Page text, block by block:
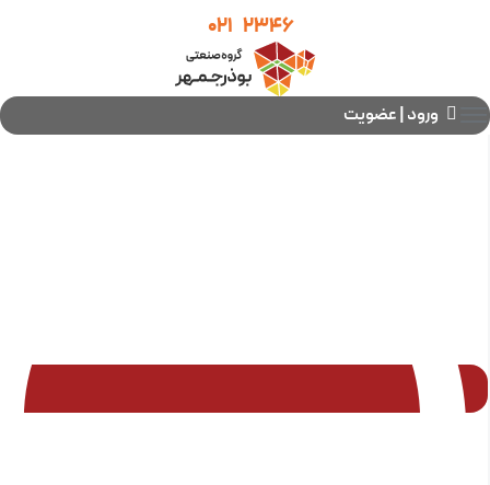
021 2346
ورود | عضویت